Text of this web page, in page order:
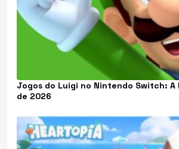
Jogos do Luigi no Nintendo Switch: A
de 2026